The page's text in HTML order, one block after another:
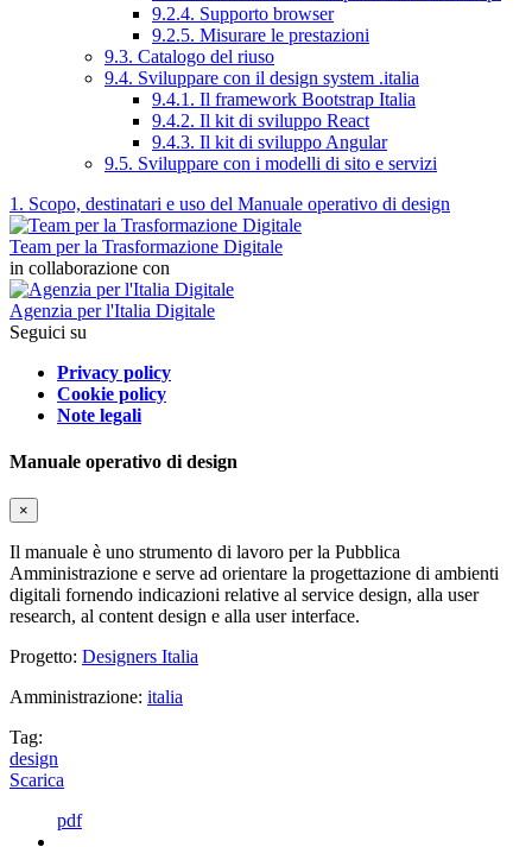
9.2.4. Supporto browser
9.2.5. Misurare le prestazioni
9.3. Catalogo del riuso
9.4. Sviluppare con il design system .italia
9.4.1. Il framework Bootstrap Italia
9.4.2. Il kit di sviluppo React
9.4.3. Il kit di sviluppo Angular
9.5. Sviluppare con i modelli di sito e servizi
1. Scopo, destinatari e uso del Manuale operativo di design
Team per la Trasformazione Digitale
in collaborazione con
Agenzia per l'Italia Digitale
Seguici su
Privacy policy
Cookie policy
Note legali
Manuale operativo di design
×
Il manuale è uno strumento di lavoro per la Pubblica
Amministrazione e serve ad orientare la progettazione di ambienti
digitali fornendo indicazioni relative al service design, alla user
research, al content design e alla user interface.
Progetto: Designers Italia
Amministrazione: italia
Tag:
design
Scarica
pdf